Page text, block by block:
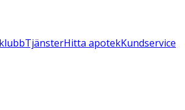
TjänsterHitta apotekKundservice